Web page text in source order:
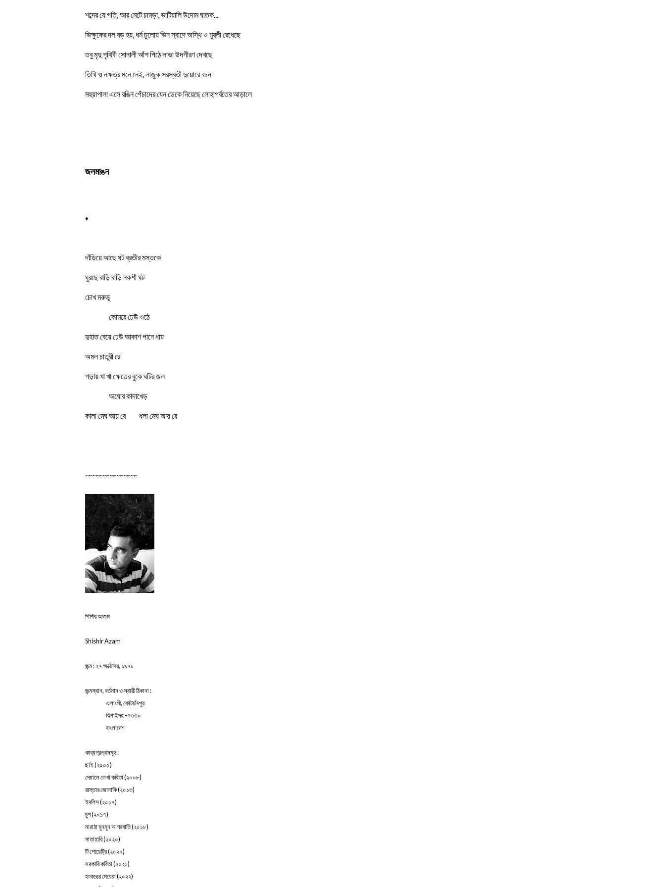
শব্দের যে গতি, আর মেটে চামড়া, ভাটিয়ালি উদোম ঘাতক...
ভিক্ষুকের দল বড় হয়, ধর্ম চুলোয় ভিন স্বাদে অস্থি ও মুরলী রেধেছে
তবু মৃদু পৃথিবী সোনালী আঁশ পিঠে লাভা উদগীরণ দেখছে
তিথি ও নক্ষত্র মনে নেই, লাজুক সরস্বতী দুয়োরে বচন
মহুয়াপালা এসে রঙিন পেঁচাদের যেন ডেকে নিয়েছে লোহাপর্বতের আড়ালে
জলমাঙন
♦
দাঁড়িয়ে আছে ঘট ব্রতীর মস্তকে
ঘুরছে বাড়ি বাড়ি নকশী ঘট
চোখ মরুভূ
কোমরে ঢেউ ওঠে
দুহাত বেয়ে ঢেউ আকাশ পানে ধায়
অমল চাতুরী রে
গড়ায় খা খা ক্ষেতের বুকে ঘটির জল
অঘোর কাদাখেড়
কালা মেঘ আয় রে ধলা মেঘ আয় রে
~~~~~~~~~~~~~~~
শিশির আজম
Shishir Azam
জন্ম : ২৭ অক্টোবর, ১৯৭৮
জন্মস্থান, বর্তমান ও স্থায়ী ঠিকানা :
এলাংগী, কোটচাঁদপুর
ঝিনাইদহ -৭৩৩০
বাংলাদেশ
কাব্যগ্রন্থসমূহ :
ছাই (২০০৫)
দেয়ালে লেখা কবিতা (২০০৮)
রাস্তার জোনাকি (২০১৩)
ইবলিস (২০১৭)
চুপ (২০১৭)
মারাঠা মুনমুন আগরবাতি (২০১৮)
মাতাহারি (২০২০)
টি পোয়েট্রি (২০২০)
সরকারি কবিতা (২০২১)
হংকঙের মেয়েরা (২০২২)